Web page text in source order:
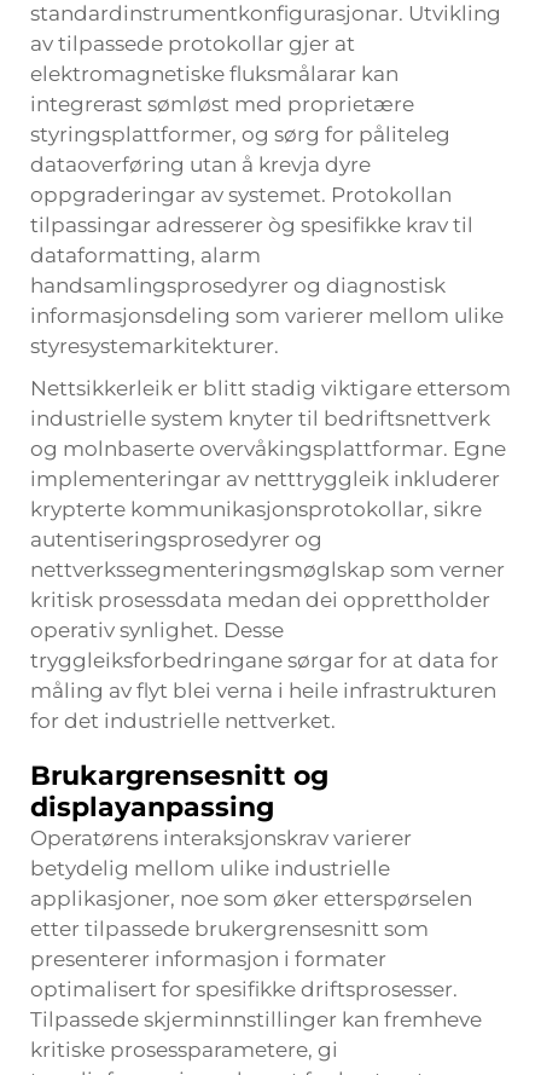
standardinstrumentkonfigurasjonar. Utvikling
av tilpassede protokollar gjer at
elektromagnetiske fluksmålarar kan
integrerast sømløst med proprietære
styringsplattformer, og sørg for påliteleg
dataoverføring utan å krevja dyre
oppgraderingar av systemet. Protokollan
tilpassingar adresserer òg spesifikke krav til
dataformatting, alarm
handsamlingsprosedyrer og diagnostisk
informasjonsdeling som varierer mellom ulike
styresystemarkitekturer.
Nettsikkerleik er blitt stadig viktigare ettersom
industrielle system knyter til bedriftsnettverk
og molnbaserte overvåkingsplattformar. Egne
implementeringar av netttryggleik inkluderer
krypterte kommunikasjonsprotokollar, sikre
autentiseringsprosedyrer og
nettverkssegmenteringsmøglskap som verner
kritisk prosessdata medan dei opprettholder
operativ synlighet. Desse
tryggleiksforbedringane sørgar for at data for
måling av flyt blei verna i heile infrastrukturen
for det industrielle nettverket.
Brukargrensesnitt og
displayanpassing
Operatørens interaksjonskrav varierer
betydelig mellom ulike industrielle
applikasjoner, noe som øker etterspørselen
etter tilpassede brukergrensesnitt som
presenterer informasjon i formater
optimalisert for spesifikke driftsprosesser.
Tilpassede skjerminnstillinger kan fremheve
kritiske prosessparametere, gi